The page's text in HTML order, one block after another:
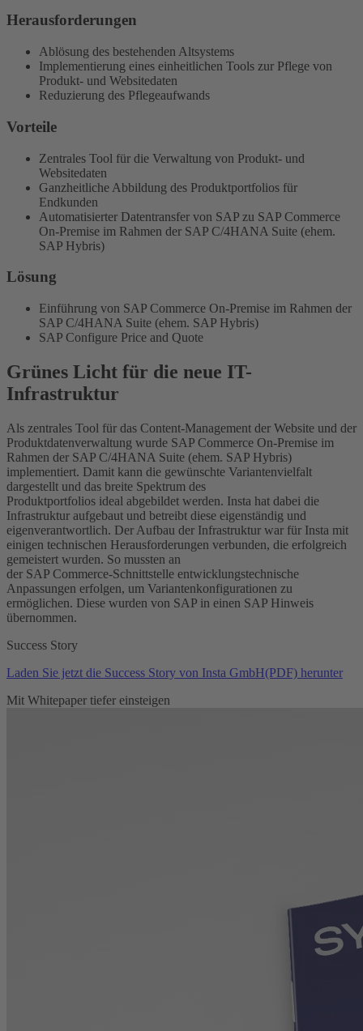
Herausforderungen
Ablösung des bestehenden Altsystems
Implementierung eines einheitlichen Tools zur Pflege von
Produkt- und Websitedaten
Reduzierung des Pflegeaufwands
Vorteile
Zentrales Tool für die Verwaltung von Produkt- und
Websitedaten
Ganzheitliche Abbildung des Produktportfolios für
Endkunden
Automatisierter Datentransfer von SAP zu SAP Commerce
On-Premise im Rahmen der SAP C/4HANA Suite (ehem.
SAP Hybris)
Lösung
Einführung von SAP Commerce On-Premise im Rahmen der
SAP C/4HANA Suite (ehem. SAP Hybris)
SAP Configure Price and Quote
Grünes Licht für die neue IT-
Infrastruktur
Als zentrales Tool für das Content-Management der Website und der
Produktdatenverwaltung wurde SAP Commerce On-Premise im
Rahmen der SAP C/4HANA Suite (ehem. SAP Hybris)
implementiert. Damit kann die gewünschte Variantenvielfalt
dargestellt und das breite Spektrum des
Produktportfolios ideal abgebildet werden. Insta hat dabei die
Infrastruktur aufgebaut und betreibt diese eigenständig und
eigenverantwortlich. Der Aufbau der Infrastruktur war für Insta mit
einigen technischen Herausforderungen verbunden, die erfolgreich
gemeistert wurden. So mussten an
der SAP Commerce-Schnittstelle entwicklungstechnische
Anpassungen erfolgen, um Variantenkonfigurationen zu
ermöglichen. Diese wurden von SAP in einen SAP Hinweis
übernommen.
Success Story
Laden Sie jetzt die Success Story von Insta GmbH(PDF) herunter
Mit Whitepaper tiefer einsteigen